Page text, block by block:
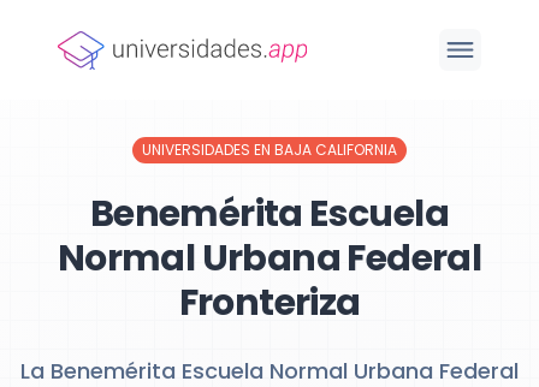
UNIVERSIDADES EN BAJA CALIFORNIA
Benemérita Escuela
Normal Urbana Federal
Fronteriza
La Benemérita Escuela Normal Urbana Federal